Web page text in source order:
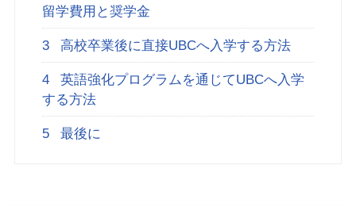
留学費用と奨学金
3 高校卒業後に直接UBCへ入学する方法
4
英語強化プログラムを通じてUBCへ入学
する方法
5 最後に